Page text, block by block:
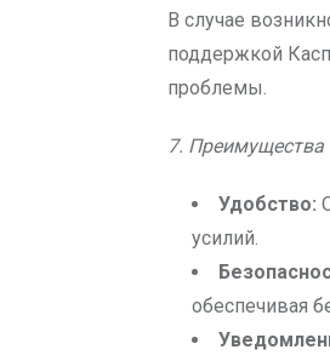
В случае
поддержкой
проблемы.
7. Преимущества
Удобство:
усилий.
обеспечивая